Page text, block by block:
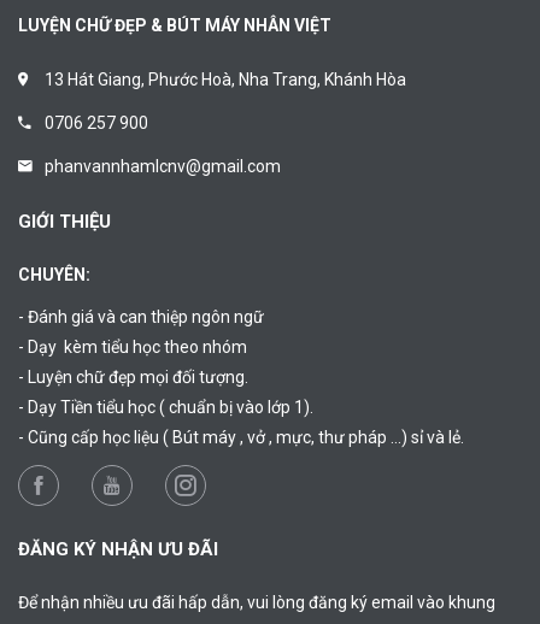
LUYỆN CHỮ ĐẸP & BÚT MÁY NHÂN VIỆT
13 Hát Giang, Phước Hoà, Nha Trang, Khánh Hòa
0706 257 900
phanvannhamlcnv@gmail.com
GIỚI THIỆU
CHUYÊN:
- Đánh giá và can thiệp ngôn ngữ
- Dạy kèm tiểu học theo nhóm
- Luyện chữ đẹp mọi đối tượng.
- Dạy Tiền tiểu học ( chuẩn bị vào lớp 1).
- Cũng cấp học liệu ( Bút máy , vở , mực, thư pháp …) sỉ và lẻ.
ĐĂNG KÝ NHẬN ƯU ĐÃI
Để nhận nhiều ưu đãi hấp dẫn, vui lòng đăng ký email vào khung